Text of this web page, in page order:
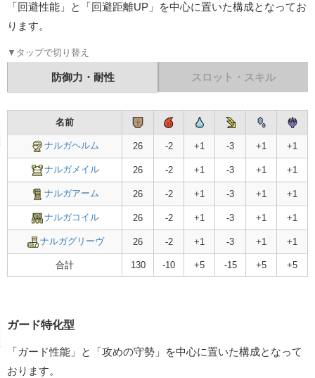
「回避性能」と「回避距離UP」を中心に置いた構成となってお
ります。
▼タップで切り替え
防御力・耐性
名前
ナルガヘルム 26 -2 +1 -3 +1 +1
ナルガメイル 26 -2 +1 -3 +1 +1
ナルガアーム 26 -2 +1 -3 +1 +1
ナルガコイル 26 -2 +1 -3 +1 +1
ナルガグリーヴ 26 -2 +1 -3 +1 +1
合計 130 -10 +5 -15 +5 +5
スロット・スキル
名前 スロット
ナルガヘルム
ナルガメイル
ナルガアーム
ナルガコイル -
ナルガグリーヴ
ガード特化型
「ガード性能」と「攻めの守勢」を中心に置いた構成となって
おります。